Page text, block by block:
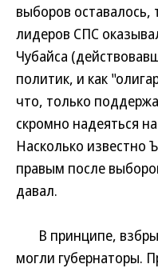
выборов
лидеров СПС
Чубайса
политик, и как
что, только
скромно надеяться
Насколько известно
правым после
давал.
В принципе,
могли губернаторы.